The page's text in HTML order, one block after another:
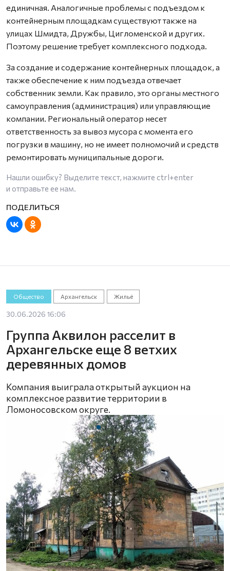
единичная. Аналогичные проблемы с подъездом к
контейнерным площадкам существуют также на
улицах Шмидта, Дружбы, Цигломенской и других.
Поэтому решение требует комплексного подхода.
За создание и содержание контейнерных площадок, а
также обеспечение к ним подъезда отвечает
собственник земли. Как правило, это органы местного
самоуправления (администрация) или управляющие
компании. Региональный оператор несет
ответственность за вывоз мусора с момента его
погрузки в машину, но не имеет полномочий и средств
ремонтировать муниципальные дороги.
Нашли ошибку? Выделите текст, нажмите ctrl+enter
и отправьте ее нам.
Общество Архангельск Жильё
30.06.2026 16:06
Группа Аквилон расселит в
Архангельске еще 8 ветхих
деревянных домов
Компания выиграла открытый аукцион на
комплексное развитие территории в
Ломоносовском округе.